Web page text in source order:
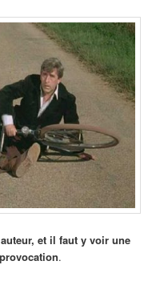
et il faut y voir une
.